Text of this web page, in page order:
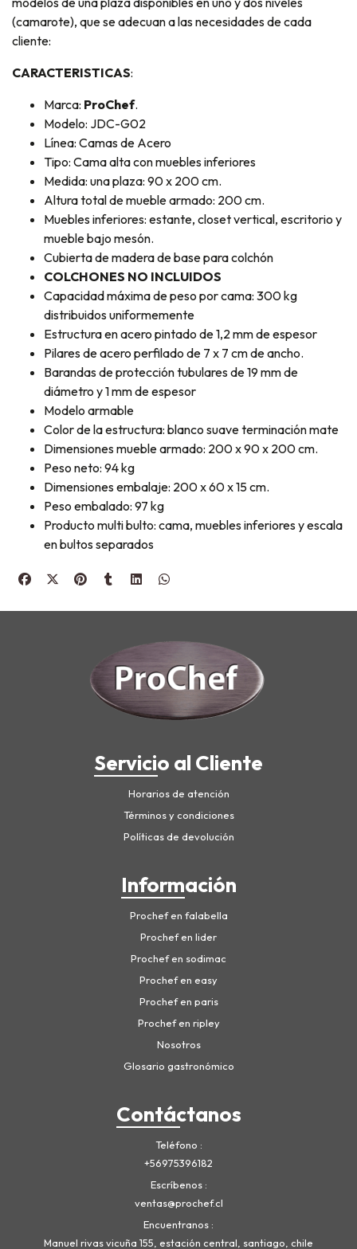
(camarote), que se adecuan a las necesidades de cada
cliente:
CARACTERISTICAS:
Marca: ProChef.
Modelo: JDC-G02
Línea: Camas de Acero
Tipo: Cama alta con muebles inferiores
Medida: una plaza: 90 x 200 cm.
Altura total de mueble armado: 200 cm.
Muebles inferiores: estante, closet vertical, escritorio y
mueble bajo mesón.
Cubierta de madera de base para colchón
COLCHONES NO INCLUIDOS
Capacidad máxima de peso por cama: 300 kg
distribuidos uniformemente
Estructura en acero pintado de 1,2 mm de espesor
Pilares de acero perfilado de 7 x 7 cm de ancho.
Barandas de protección tubulares de 19 mm de
diámetro y 1 mm de espesor
Modelo armable
Color de la estructura: blanco suave terminación mate
Dimensiones mueble armado: 200 x 90 x 200 cm.
Peso neto: 94 kg
Dimensiones embalaje: 200 x 60 x 15 cm.
Peso embalado: 97 kg
Producto multi bulto: cama, muebles inferiores y escala
en bultos separados
Servicio al Cliente
Horarios de atención
Términos y condiciones
Políticas de devolución
Información
Prochef en falabella
Prochef en lider
Prochef en sodimac
Prochef en easy
Prochef en paris
Prochef en ripley
Nosotros
Glosario gastronómico
Contáctanos
Teléfono
+56975396182
Escríbenos
ventas@prochef.cl
Encuentranos
Manuel rivas vicuña 155, estación central, santiago, chile